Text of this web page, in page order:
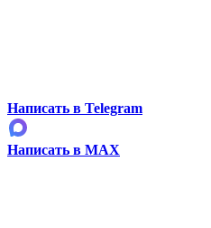
Написать в Telegram
Написать в MAX